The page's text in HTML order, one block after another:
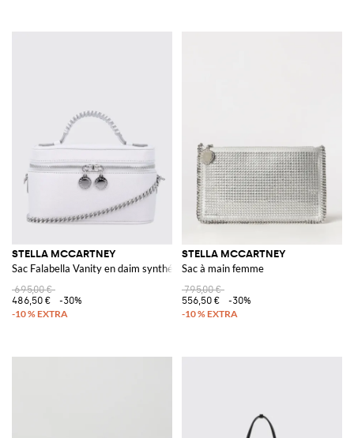
STELLA MCCARTNEY
Sac Falabella Vanity en daim synthétique
695,00 €
486,50 €
-30%
STELLA MCCARTNEY
Sac à main femme
795,00 €
556,50 €
-30%